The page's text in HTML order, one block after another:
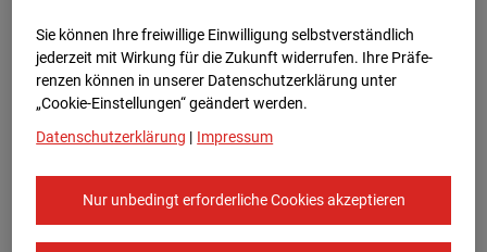
Europe/Berlin
Sie können Ihre freiwillige Einwilligung selbstverständlich
jederzeit mit Wirkung für die Zukunft widerrufen. Ihre Prä­fe­
renzen können in unserer Datenschutzerklärung unter
„Cookie-Einstellungen“ geändert werden.
Datenschutzerklärung | Impressum
Nur unbedingt erforderliche Cookies akzeptieren